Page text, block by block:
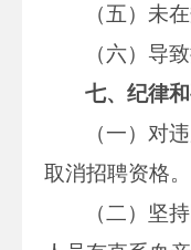
（五）未
（六）导
七、纪律
（一）对
取消招聘资格。
（二）坚